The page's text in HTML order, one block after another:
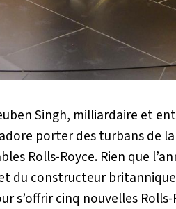
Singh, milliardaire et
porter des turbans de
Rolls-Royce. Rien que
du constructeur
s’offrir cinq nouvelles